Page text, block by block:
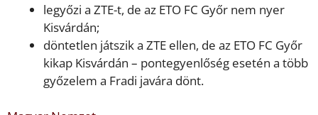
legyőzi a ZTE-t, de az ETO FC Győr nem nyer
Kisvárdán;
döntetlen játszik a ZTE ellen, de az ETO FC Győr
kikap Kisvárdán – pontegyenlőség esetén a több
győzelem a Fradi javára dönt.